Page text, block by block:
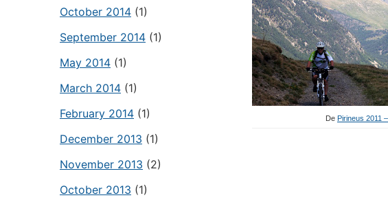
October 2014 (1)
September 2014 (1)
May 2014 (1)
March 2014 (1)
February 2014 (1)
December 2013 (1)
November 2013 (2)
October 2013 (1)
De Pirineus 2011